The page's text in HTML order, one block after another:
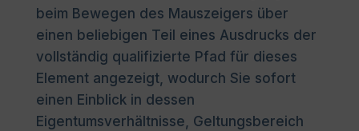
beim Bewegen des Mauszeigers über
einen beliebigen Teil eines Ausdrucks der
vollständig qualifizierte Pfad für dieses
Element angezeigt, wodurch Sie sofort
einen Einblick in dessen
Eigentumsverhältnisse, Geltungsbereich